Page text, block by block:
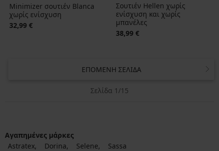
Minimizer σουτιέν Blanca
χωρίς ενίσχυση
32,99 €
Σουτιέν Hellen χωρίς
ενίσχυση και χωρίς
μπανέλες
38,99 €
ΕΠΌΜΕΝΗ ΣΕΛΊΔΑ
Σελίδα 1/15
Αγαπημένες μάρκες
Astratex
Dorina Selene Sassa